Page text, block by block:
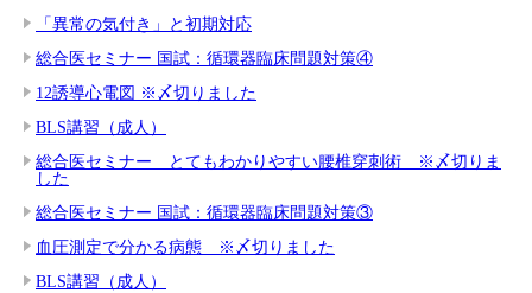
「異常の気付き」と初期対応
総合医セミナー 国試：循環器臨床問題対策④
12誘導心電図 ※〆切りました
BLS講習（成人）
総合医セミナー とてもわかりやすい腰椎穿刺術 ※〆切りま
した
総合医セミナー 国試：循環器臨床問題対策③
血圧測定で分かる病態 ※〆切りました
BLS講習（成人）